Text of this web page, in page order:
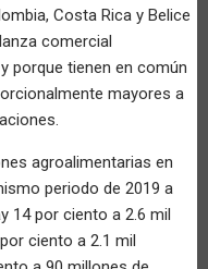
Costa Rica y Belice
comercial
porque tienen en común
mayores a
agroalimentarias en
periodo de 2019 a
14 por ciento a 2.6 mil
ciento a 2.1 mil